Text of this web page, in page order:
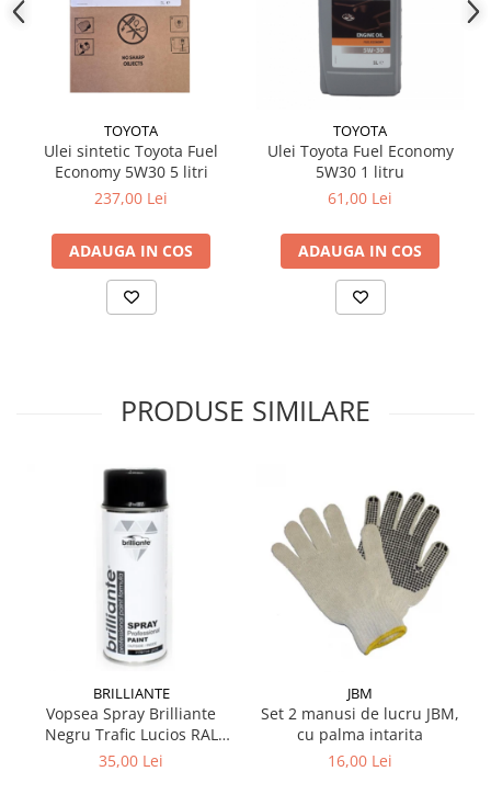
Testere si diagnoza auto
Odorizante Auto
Parfum Original
Parfum Auto
Odorizante grila
TOYOTA
Ulei sintetic Toyota Fuel
Economy 5W30 5 litri
237,00 Lei
ADAUGA IN COS
TOYOTA
Ulei Toyota Fuel Economy
5W30 1 litru
61,00 Lei
ADAUGA IN COS
PRODUSE SIMILARE
BRILLIANTE
Vopsea Spray Brilliante
Negru Trafic Lucios RAL
9017 400 ml
35,00 Lei
JBM
Set 2 manusi de lucru JBM,
cu palma intarita
16,00 Lei